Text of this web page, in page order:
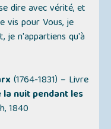
dire avec vérité, et
vis pour Vous, je
je n'appartiens qu'à
(1764-1831) – Livre
la nuit pendant les
1840